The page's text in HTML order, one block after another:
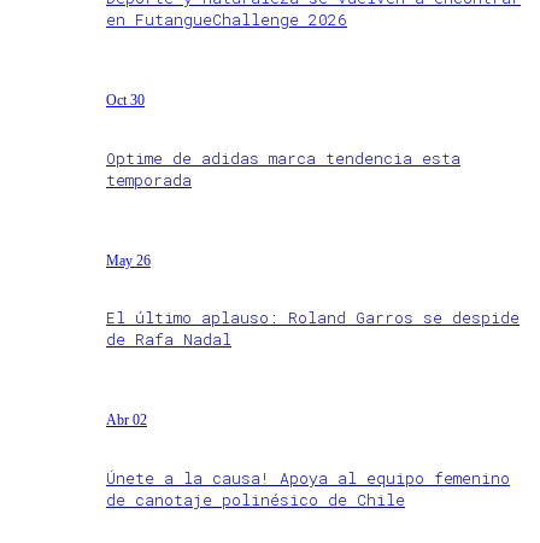
en FutangueChallenge 2026
Oct 30
Optime de adidas marca tendencia esta
temporada
May 26
El último aplauso: Roland Garros se despide
de Rafa Nadal
Abr 02
Únete a la causa! Apoya al equipo femenino
de canotaje polinésico de Chile